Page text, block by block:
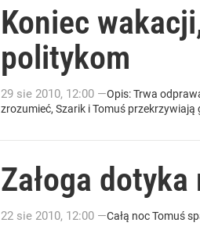
Koniec
politykom
29 sie 2010, 12:00 —Opis: Trwa
zrozumieć, Szarik i Tomuś
Załoga
22 sie 2010, 12:00 —Całą noc Tomuś